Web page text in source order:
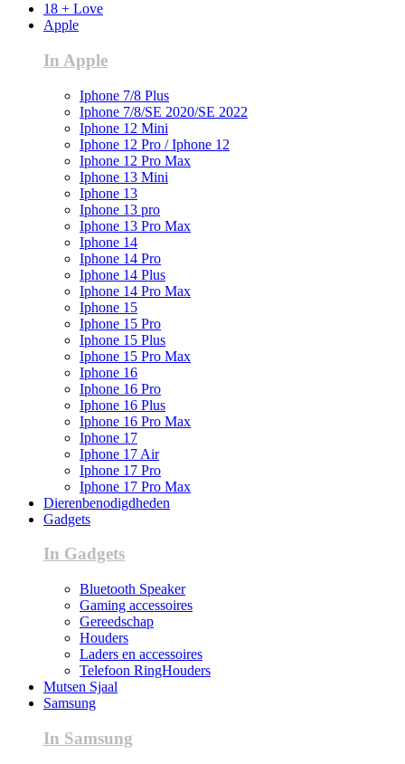
18 + Love
Apple
In Apple
Iphone 7/8 Plus
Iphone 7/8/SE 2020/SE 2022
Iphone 12 Mini
Iphone 12 Pro / Iphone 12
Iphone 12 Pro Max
Iphone 13 Mini
Iphone 13
Iphone 13 pro
Iphone 13 Pro Max
Iphone 14
Iphone 14 Pro
Iphone 14 Plus
Iphone 14 Pro Max
Iphone 15
Iphone 15 Pro
Iphone 15 Plus
Iphone 15 Pro Max
Iphone 16
Iphone 16 Pro
Iphone 16 Plus
Iphone 16 Pro Max
Iphone 17
Iphone 17 Air
Iphone 17 Pro
Iphone 17 Pro Max
Dierenbenodigdheden
Gadgets
In Gadgets
Bluetooth Speaker
Gaming accessoires
Gereedschap
Houders
Laders en accessoires
Telefoon RingHouders
Mutsen Sjaal
Samsung
In Samsung